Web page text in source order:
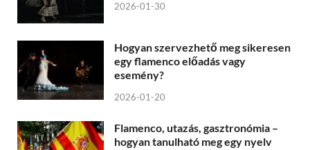
2026-01-30
Hogyan szervezhető meg sikeresen
egy flamenco előadás vagy
esemény?
2026-01-20
Flamenco, utazás, gasztronómia –
hogyan tanulható meg egy nyelv